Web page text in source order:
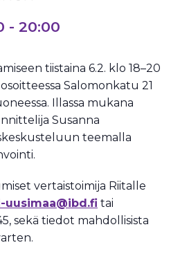
- 20:00
tiistaina 6.2. klo 18–20
Salomonkatu 21
Illassa mukana
Susanna
teemalla
vertaistoimija Riitalle
uusimaa@ibd.fi tai
sekä tiedot mahdollisista